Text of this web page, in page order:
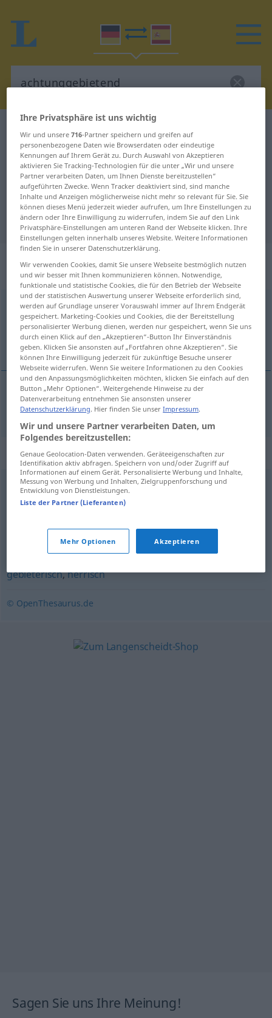
Deutsch-Spanisch Übersetzung für
"achtunggebietend"
"achtunggebietend" Spanisch
Übersetzung
„achtunggebietend“
: als Adjektiv
gebraucht
achtunggebietendadjt
Übersicht aller Übersetzungen
(Für mehr Details die Übersetzung anklicken/antippen)
achtunggebietend → siehe „Achtung“
Synonyme für "achtunggebietend"
majestätisch,erhaben,hoheitsvoll
löblich (leicht iron.) (ugs.)
ehrenwert,respektabel
gebieterisch,herrisch
© OpenThesaurus.de
Sagen Sie uns Ihre Meinung!
Ihre Privatsphäre ist uns wichtig
Wir und unsere716-Partner speichern und greifen auf
personenbezogene Daten wie Browserdaten oder eindeutige
Kennungen auf Ihrem Gerät zu. Durch Auswahl von Akzeptieren
aktivieren Sie Tracking-Technologien für die unter „Wir und unsere
Partner verarbeiten Daten, um Ihnen Dienste bereitzustellen“
aufgeführten Zwecke. Wenn Tracker deaktiviert sind, sind manche
Inhalte und Anzeigen möglicherweise nicht mehr so relevant für Sie. Sie
können dieses Menü jederzeit wieder aufrufen, um Ihre Einstellungen zu
ändern oder Ihre Einwilligung zu widerrufen, indem Sie auf den Link
Privatsphäre-Einstellungen am unteren Rand der Webseite klicken. Ihre
Einstellungen gelten innerhalb unseres Website. Weitere Informationen
finden Sie in unserer Datenschutzerklärung.
Wir verwenden Cookies, damit Sie unsere Webseite bestmöglich nutzen
und wir besser mit Ihnen kommunizieren können. Notwendige,
funktionale und statistische Cookies, die für den Betrieb der Webseite
und der statistischen Auswertung unserer Webseite erforderlich sind,
werden auf Grundlage unserer Vorauswahl immer auf Ihrem Endgerät
gespeichert. Marketing-Cookies und Cookies, die der Bereitstellung
personalisierter Werbung dienen, werden nur gespeichert, wenn Sie uns
durch einen Klick auf den „Akzeptieren“-Button Ihr Einverständnis
geben. Klicken Sie ansonsten auf „Fortfahren ohne Akzeptieren“. Sie
können Ihre Einwilligung jederzeit für zukünftige Besuche unserer
Webseite widerrufen. Wenn Sie weitere Informationen zu den Cookies
und den Anpassungsmöglichkeiten möchten, klicken Sie einfach auf den
Button „Mehr Optionen“. Weitergehende Hinweise zu der
Datenverarbeitung entnehmen Sie ansonsten unserer
Datenschutzerklärung. Hier finden Sie unserImpressum.
Wir und unsere Partner verarbeiten Daten, um
Folgendes bereitzustellen:
Genaue Geolocation-Daten verwenden. Geräteeigenschaften zur
Identifikation aktiv abfragen. Speichern von und/oder Zugriff auf
Informationen auf einem Gerät. Personalisierte Werbung und Inhalte,
Messung von Werbung und Inhalten, Zielgruppenforschung und
Entwicklung von Dienstleistungen.
Liste der Partner (Lieferanten)
Mehr Optionen Akzeptieren